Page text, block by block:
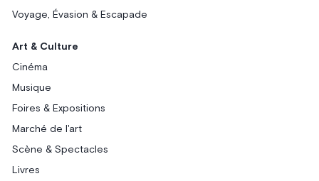
Voyage, Évasion & Escapade
Art & Culture
Cinéma
Musique
Foires & Expositions
Marché de l'art
Scène & Spectacles
Livres